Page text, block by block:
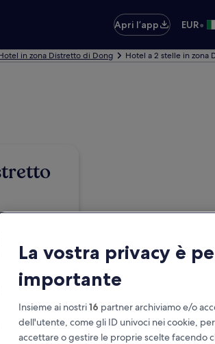
Apri l’app
EUR•
in zona Distretto di Dong Hotel a 2 stelle in zona
La vostra privacy è
importante
Insieme ai nostri16 partner archiviamo e/o
dell'utente, come gli ID univoci nei cookie,
accettare o gestire le proprie scelte facendo